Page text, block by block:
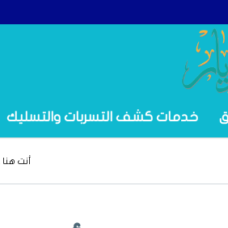
خدمات كشف التسربات والتسليك
أنت هنا ..